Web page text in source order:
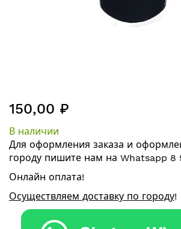
к
галереи
изображений
150,00 ₽
В наличии
Для оформления заказа и
городу пишите нам на Whatsapp 8
Онлайн оплата!
Осуществляем доставку по городу!